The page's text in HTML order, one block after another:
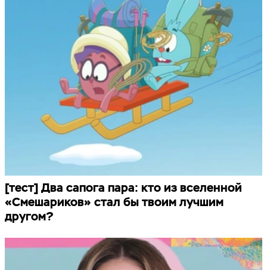
[тест] Два сапога пара: кто из вселенной
«Смешариков» стал бы твоим лучшим
другом?